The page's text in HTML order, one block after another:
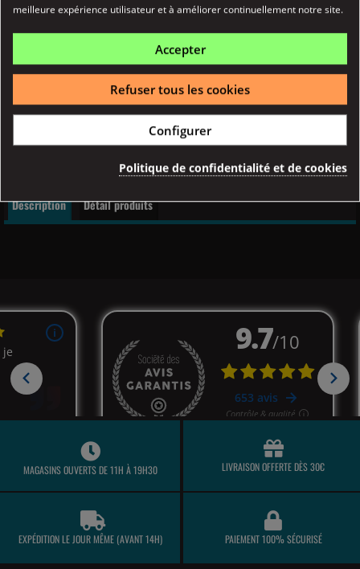
Mangue Glacée 50ml Silver Fox
L'e-liquide Mangue Glacée 50 ml Silver Fox vous invite
Détail
Achat Rapide
Description Détail produits
MAGASINS OUVERTS DE 11H À 19H30 LIVRAISON OFFERTE DÈS 30€
EXPÉDITION LE JOUR MÊME (AVANT 14H) PAIEMENT 100% SÉCURISÉ
meilleure expérience utilisateur et à améliorer continuellement notre site.
Accepter
Refuser tous les cookies
Configurer
Politique de confidentialité et de cookies